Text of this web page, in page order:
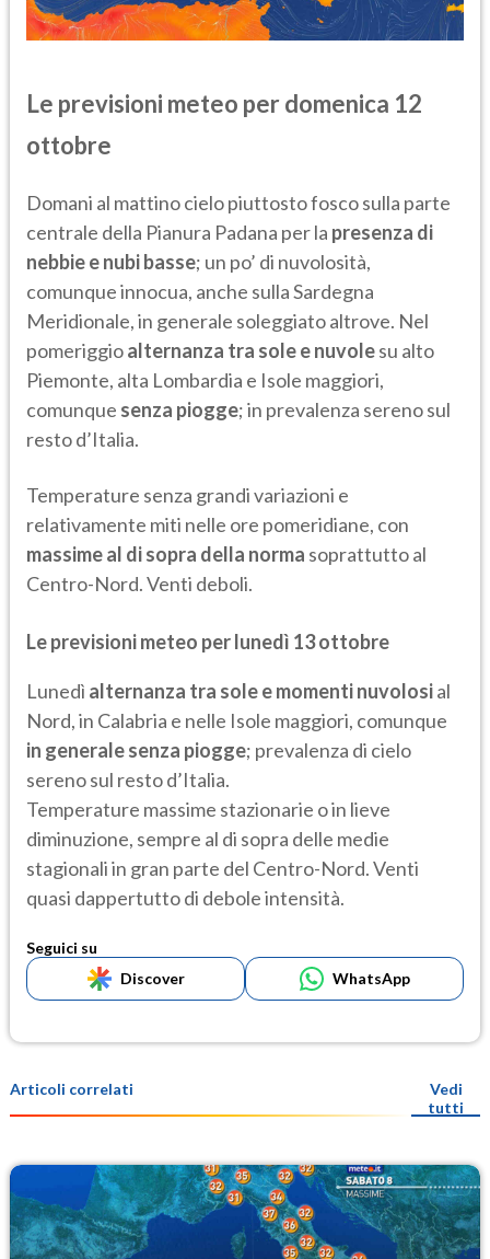
Le previsioni meteo per domenica 12
ottobre
Domani al mattino cielo piuttosto fosco sulla parte
centrale della Pianura Padana per la presenza di
nebbie e nubi basse; un po’ di nuvolosità,
comunque innocua, anche sulla Sardegna
Meridionale, in generale soleggiato altrove. Nel
pomeriggioalternanza tra sole e nuvolesu alto
Piemonte, alta Lombardia e Isole maggiori,
comunque senza piogge; in prevalenza sereno sul
resto d’Italia.
Temperature senza grandi variazioni e
relativamente miti nelle ore pomeridiane, con
massime al di sopra della norma soprattutto al
Centro-Nord. Venti deboli.
Le previsioni meteo per lunedì 13 ottobre
Lunedì alternanza tra sole e momenti nuvolosial
Nord, in Calabria e nelle Isole maggiori, comunque
in generale senza piogge; prevalenza di cielo
sereno sul resto d’Italia.
Temperature massime stazionarie o in lieve
diminuzione, sempre al di sopra delle medie
stagionali in gran parte del Centro-Nord. Venti
quasi dappertutto di debole intensità.
Seguici su
Discover
WhatsApp
Articoli correlati
Vedi
tutti